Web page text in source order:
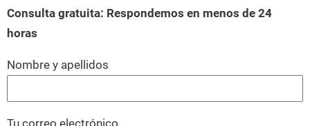
Consulta gratuita: Respondemos en menos de 24
horas
Nombre y apellidos
Tu correo electrónico